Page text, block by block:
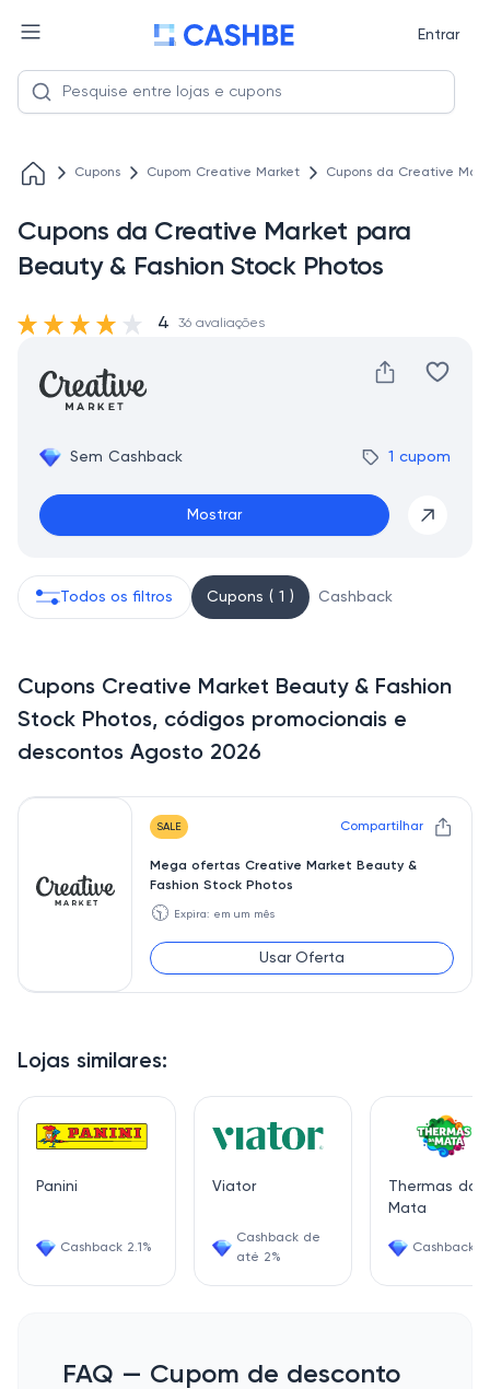
Entrar
Cupons Cupom Creative Market Cupons da Creative
Cupons da Creative Market para
Beauty & Fashion Stock Photos
Sem Cashback 1 cupom
Mostrar
4 36 avaliações
Lojas similares:
Panini
Cashback 2.1%
Viator
Cashback de
até 2%
Thermas da
Mata
Cashback
Todos os filtros Cupons ( 1 ) Cashback
Cupons Creative Market Beauty & Fashion
Stock Photos, códigos promocionais e
descontos Agosto 2026
SALE Compartilhar
Mega ofertas Creative Market Beauty &
Fashion Stock Photos
🕥 Expira: em um mês
Usar Oferta
FAQ — Cupom de desconto